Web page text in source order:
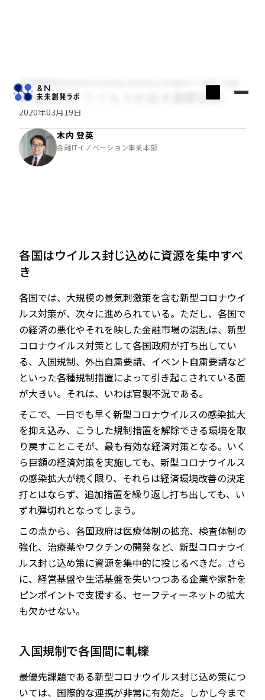
JP EN
木内登英のGlobal Economy & Policy Insight
新型コロナウイルスが試す国際協調
2020年03月19日
木内 登英
金融ITイノベーション事業本部
各国はウイルス封じ込めに資源を集中すべ
き
各国では、大規模の景気刺激策を含む新型コロナウイ
ルス対策が、次々に進められている。ただし、各国で
の経済の悪化やそれを映した金融市場の混乱は、新型
コロナウイルス対策として各国政府が打ち出してい
る、入国規制、外出自粛要請、イベント自粛要請など
といった各種規制措置によって引き起こされている面
が大きい。それは、いわば官製不況である。
そこで、一日でも早く新型コロナウイルスの感染拡大
を抑え込み、こうした規制措置を解除できる環境を取
り戻すことこそが、最も有効な経済対策となる。いく
ら巨額の経済対策を実施しても、新型コロナウイルス
の感染拡大が続く限り、それらは経済環境改善の決定
打とはならず、追加措置を繰り返し打ち出しても、い
ずれ弾切れとなってしまう。
この点から、各国政府は医療体制の拡充、検査体制の
強化、治療薬やワクチンの開発など、新型コロナウイ
ルス封じ込め策に資源を集中的に投じるべきだ。さら
に、経営基盤や生活基盤を失いつつある企業や家計を
ピンポイントで支援する、セーフティーネットの拡大
も欠かせない。
入国規制で各国間に軋轢
最優先課題である新型コロナウイルス封じ込め策につ
いては、国際的な連携が非常に有効だ。しかし今まで